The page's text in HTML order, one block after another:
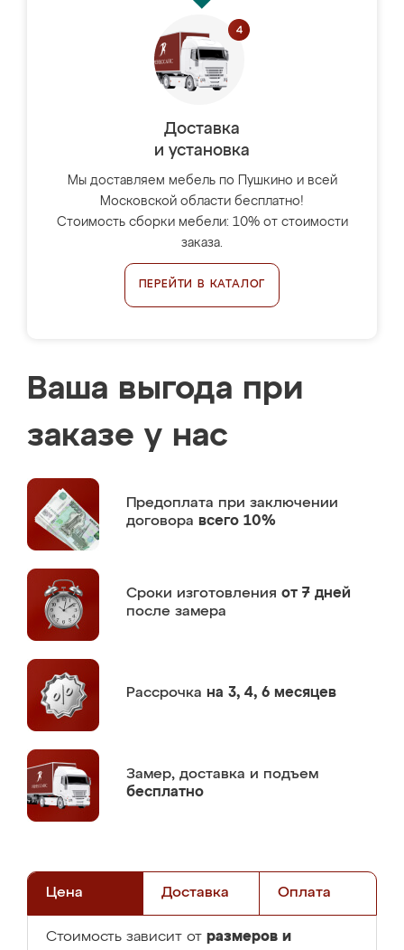
Доставка
и установка
Мы доставляем мебель по Пушкино и всей
Московской области бесплатно!
Стоимость сборки мебели: 10% от стоимости
заказа.
ПЕРЕЙТИ В КАТАЛОГ
Ваша выгода при
заказе у нас
Предоплата при заключении
договора всего 10%
Сроки изготовления от 7 дней
после замера
Рассрочка на 3, 4, 6 месяцев
Замер, доставка и подъем
бесплатно
Цена Доставка Оплата
Стоимость зависит от размеров и